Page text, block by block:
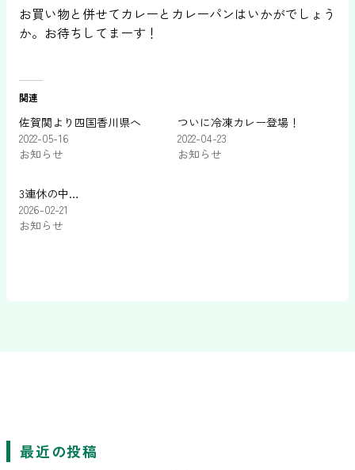
お買い物と併せてカレーとカレーパンはいかがでしょう
か。お待ちしてまーす！
関連
佐賀関より四国香川県へ
2022-05-16
お知らせ
ついに冷凍カレー登場！
2022-04-23
お知らせ
3連休の中…
2026-02-21
お知らせ
最近の投稿